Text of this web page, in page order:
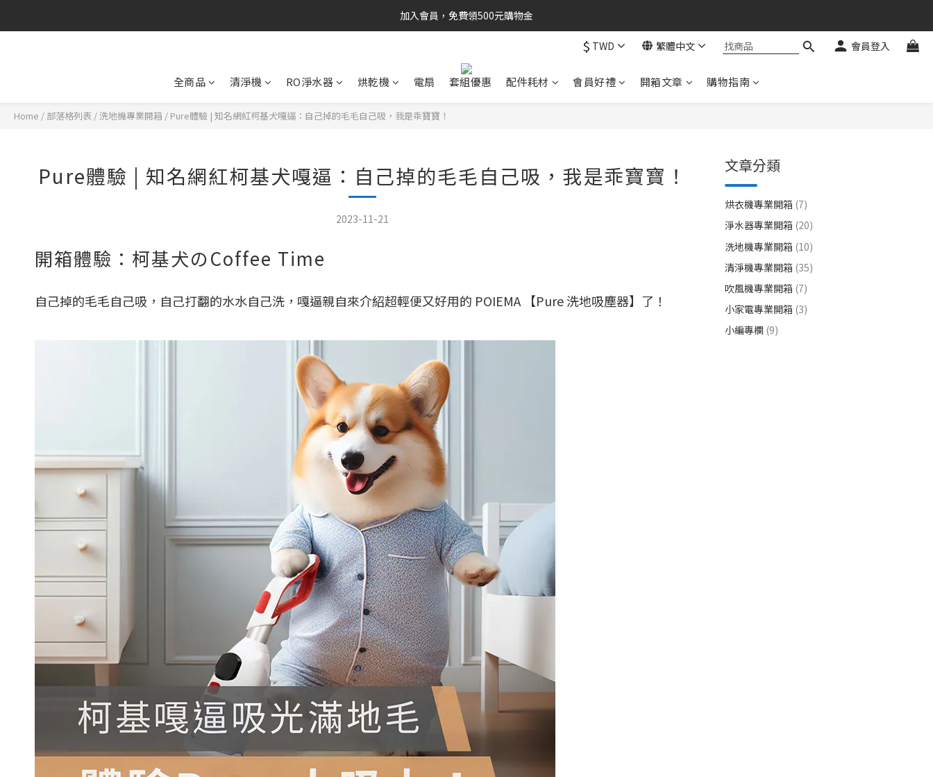
加入會員，免費領500元購物金
$ TWD 繁體中文 會員登入
全商品 清淨機 RO淨水器 烘乾機 電扇 套組優惠 配件耗材 會員好禮 開箱文章 購物指南
Home / 部落格列表 /洗地機專業開箱 / Pure體驗 | 知名網紅柯基犬嘎逼：自己掉的毛毛自己吸，我是乖寶寶！
Pure體驗 | 知名網紅柯基犬嘎逼：自己掉的毛毛自己吸，我是乖寶寶！
2023-11-21
開箱體驗： 柯基犬のCoffee Time
自己掉的毛毛自己吸，自己打翻的水水自己洗，嘎逼親自來介紹超輕便又好用的 POIEMA 【Pure 洗地吸塵器】了！
文章分類
烘衣機專業開箱 (7)
淨水器專業開箱 (20)
洗地機專業開箱 (10)
清淨機專業開箱 (35)
吹風機專業開箱 (7)
小家電專業開箱 (3)
小編專欄 (9)